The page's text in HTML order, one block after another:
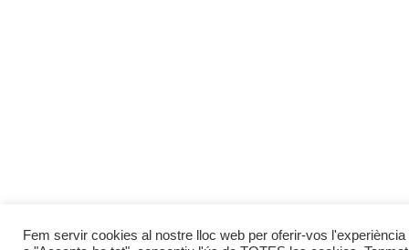
Fem servir cookies al nostre lloc web per oferir-vos